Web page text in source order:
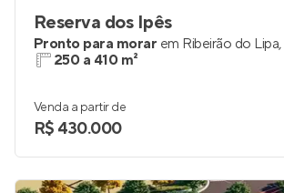
Reserva dos Ipês
Pronto para morar em Ribeirão do Lipa,
250 a 410 m²
Venda a partir de
R$ 430.000